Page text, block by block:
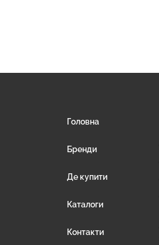
Головна
Бренди
Де купити
Каталоги
Контакти